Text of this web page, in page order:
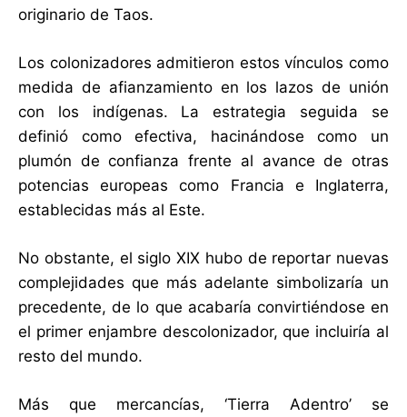
originario de Taos.
Los colonizadores admitieron estos vínculos como
medida de afianzamiento en los lazos de unión
con los indígenas. La estrategia seguida se
definió como efectiva, hacinándose como un
plumón de confianza frente al avance de otras
potencias europeas como Francia e Inglaterra,
establecidas más al Este.
No obstante, el siglo XIX hubo de reportar nuevas
complejidades que más adelante simbolizaría un
precedente, de lo que acabaría convirtiéndose en
el primer enjambre descolonizador, que incluiría al
resto del mundo.
Más que mercancías, ‘Tierra Adentro’ se